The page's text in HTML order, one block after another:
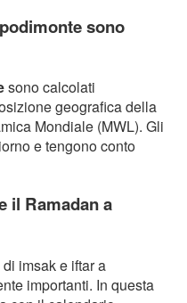
sono
sono calcolati
geografica della
Mondiale (MWL). Gli
e tengono conto
il Ramadan a
imsak e iftar a
importanti. In questa